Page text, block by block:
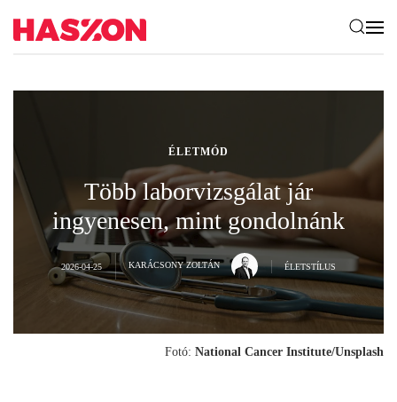
ÉLETMÓD
Több laborvizsgálat jár
ingyenesen, mint gondolnánk
2026-04-25 KARÁCSONY ZOLTÁN ÉLETSTÍLUS
Fotó: National Cancer Institute/Unsplash